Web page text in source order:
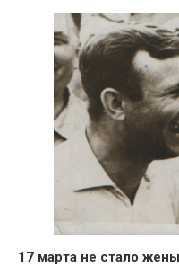
17 марта не стало